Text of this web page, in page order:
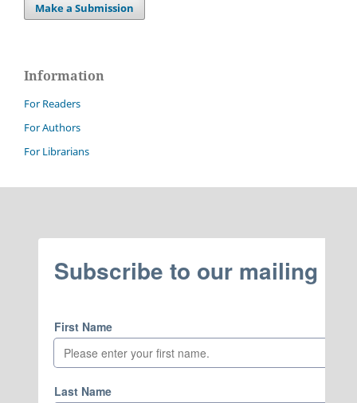
Make a Submission
Information
For Readers
For Authors
For Librarians